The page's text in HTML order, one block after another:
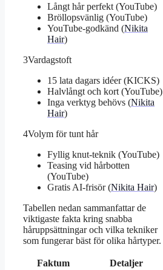
Långt hår perfekt (YouTube)
Bröllopsvänlig (YouTube)
YouTube-godkänd (Nikita
Hair)
3Vardagstoft
15 lata dagars idéer (KICKS)
Halvlångt och kort (YouTube)
Inga verktyg behövs (Nikita
Hair)
4Volym för tunt hår
Fyllig knut-teknik (YouTube)
Teasing vid hårbotten
(YouTube)
Gratis AI-frisör (Nikita Hair)
Tabellen nedan sammanfattar de
viktigaste fakta kring snabba
håruppsättningar och vilka tekniker
som fungerar bäst för olika hårtyper.
Faktum
Detaljer